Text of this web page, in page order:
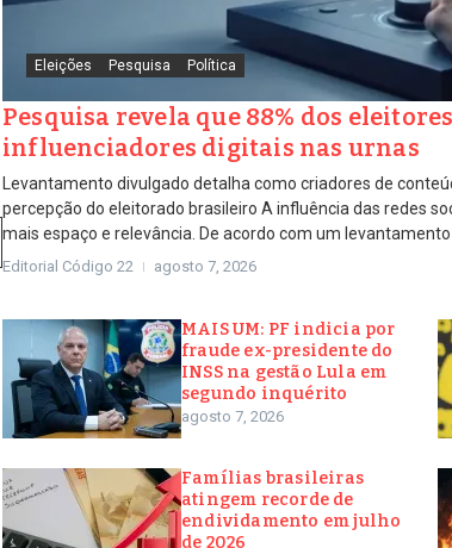
Eleições Pesquisa Política
Pesquisa revela que 88% dos
influenciadores digitais nas urnas
Levantamento divulgado detalha como criadores de
percepção do eleitorado brasileiro A influência das redes
mais espaço e relevância. De acordo com um levantamento
Editorial Código 22 agosto 7, 2026
MAIS UM: PF indicia por
fraude ex-presidente do
INSS na gestão Lula em
segundo inquérito
agosto 7, 2026
Famílias brasileiras
atingem recorde de
endividamento em julho
de 2026